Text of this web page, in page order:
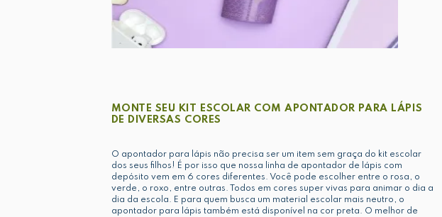
MONTE SEU KIT ESCOLAR COM APONTADOR PARA LÁPIS
DE DIVERSAS CORES
O apontador para lápis não precisa ser um item sem graça do kit escolar
dos seus filhos! É por isso que nossa linha de apontador de lápis com
depósito vem em 6 cores diferentes. Você pode escolher entre o rosa, o
verde, o roxo, entre outras. Todos em cores super vivas para animar o dia a
dia da escola. E para quem busca um material escolar mais neutro, o
apontador para lápis também está disponível na cor preta. O melhor de